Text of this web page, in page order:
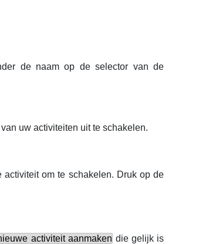
de naam op de selector van de
uw activiteiten uit te schakelen.
om te schakelen. Druk op de
activiteit aanmaken die gelijk is